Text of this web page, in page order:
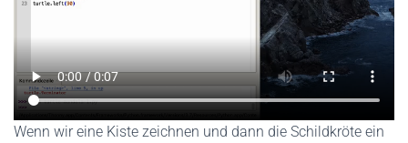
Wenn wir eine Kiste zeichnen und dann die Schildkröte ein